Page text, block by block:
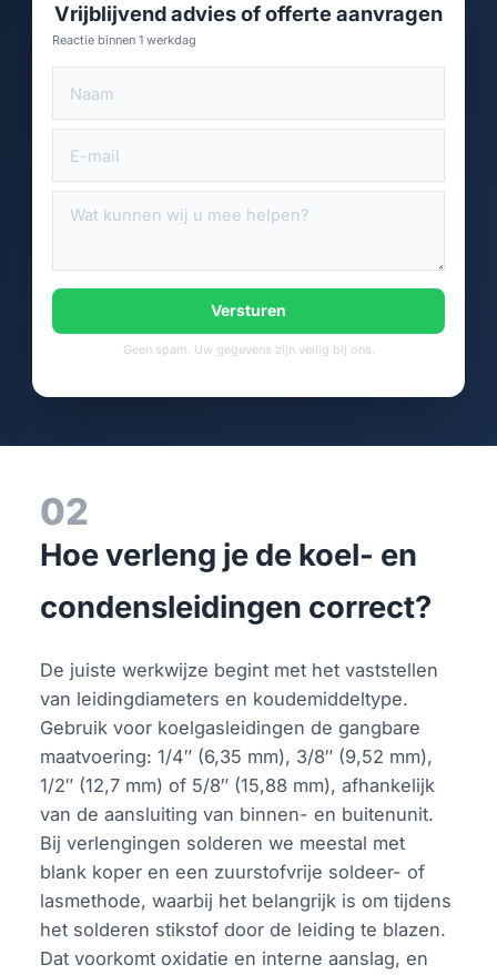
Vrijblijvend advies of offerte aanvragen
Reactie binnen 1 werkdag
Versturen
Geen spam. Uw gegevens zijn veilig bij ons.
02
Hoe verleng je de koel- en
condensleidingen correct?
De juiste werkwijze begint met het vaststellen
van leidingdiameters en koudemiddeltype.
Gebruik voor koelgasleidingen de gangbare
maatvoering: 1/4″ (6,35 mm), 3/8″ (9,52 mm),
1/2″ (12,7 mm) of 5/8″ (15,88 mm), afhankelijk
van de aansluiting van binnen- en buitenunit.
Bij verlengingen solderen we meestal met
blank koper en een zuurstofvrije soldeer- of
lasmethode, waarbij het belangrijk is om tijdens
het solderen stikstof door de leiding te blazen.
Dat voorkomt oxidatie en interne aanslag, en